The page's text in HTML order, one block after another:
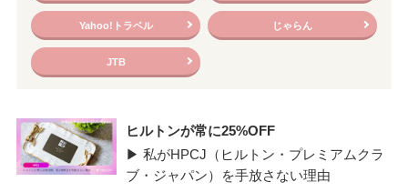
Yahoo!トラベル じゃらん
JTB
ヒルトンが常に25%OFF
▶ 私がHPCJ（ヒルトン・プレミアムクラ
ブ・ジャパン）を手放さない理由